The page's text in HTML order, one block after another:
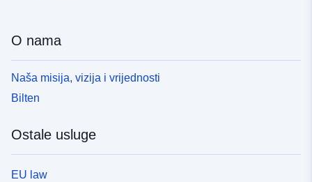
O nama
Naša misija, vizija i vrijednosti
Bilten
Ostale usluge
EU law